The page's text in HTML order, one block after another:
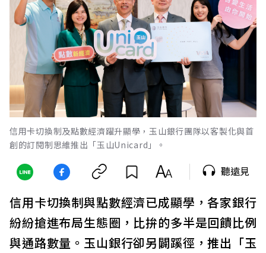
信用卡切換制及點數經濟躍升顯學，玉山銀行團隊以客製化與首
創的訂閱制思維推出「玉山Unicard」。
聽遠見
信用卡切換制與點數經濟已成顯學，各家銀行
紛紛搶進布局生態圈，比拚的多半是回饋比例
與通路數量。玉山銀行卻另闢蹊徑，推出「玉